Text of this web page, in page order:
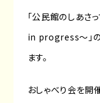
「公民館のしあさ
in progress〜」の
ます。
おしゃべり会を開